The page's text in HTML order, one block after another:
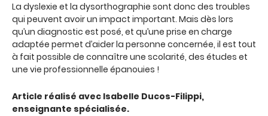
La dyslexie et la dysorthographie sont donc des troubles
qui peuvent avoir un impact important. Mais dès lors
qu’un diagnostic est posé, et qu’une prise en charge
adaptée permet d’aider la personne concernée, il est tout
à fait possible de connaître une scolarité, des études et
une vie professionnelle épanouies !
Article réalisé avec Isabelle Ducos-Filippi,
enseignante spécialisée.